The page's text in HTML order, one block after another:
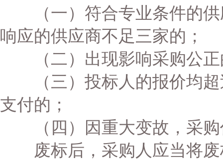
（一）符合专业条件的供
响应的供应商不足三家的；
（二）出现影响采购公正
（三）投标人的报价均超
支付的；
（四）因重大变故，采购
废标后，采购人应当将废